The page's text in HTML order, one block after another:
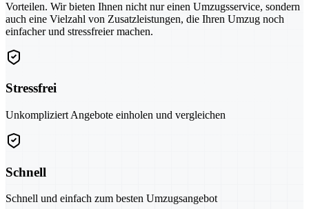
Vorteilen. Wir bieten Ihnen nicht nur einen Umzugsservice, sondern
auch eine Vielzahl von Zusatzleistungen, die Ihren Umzug noch
einfacher und stressfreier machen.
Stressfrei
Unkompliziert Angebote einholen und vergleichen
Schnell
Schnell und einfach zum besten Umzugsangebot